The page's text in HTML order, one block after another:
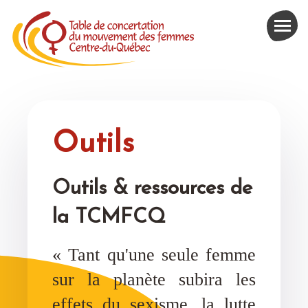
Outils
Outils & ressources de
la TCMFCQ
« Tant qu'une seule femme
sur la planète subira les